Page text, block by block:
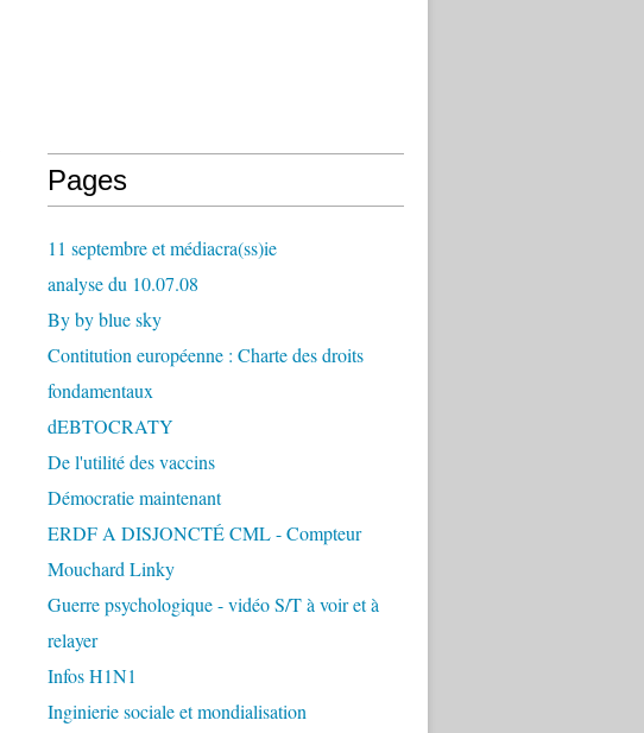
Pages
11 septembre et médiacra(ss)ie
analyse du 10.07.08
By by blue sky
Contitution européenne : Charte des droits
fondamentaux
dEBTOCRATY
De l'utilité des vaccins
Démocratie maintenant
ERDF A DISJONCTÉ CML - Compteur
Mouchard Linky
Guerre psychologique - vidéo S/T à voir et à
relayer
Infos H1N1
Inginierie sociale et mondialisation